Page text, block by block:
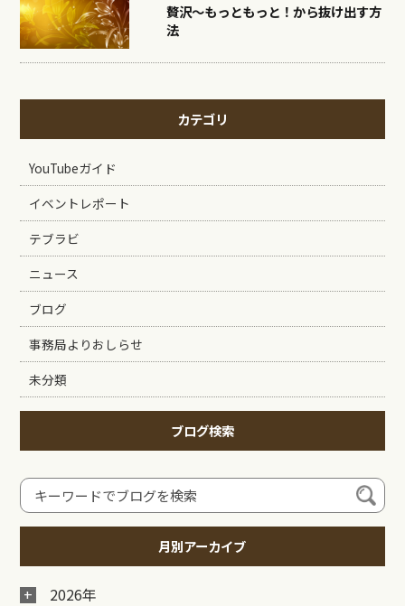
贅沢〜もっともっと！から抜け出す方
法
カテゴリ
YouTubeガイド
イベントレポート
テブラビ
ニュース
ブログ
事務局よりおしらせ
未分類
ブログ検索
月別アーカイブ
2026年